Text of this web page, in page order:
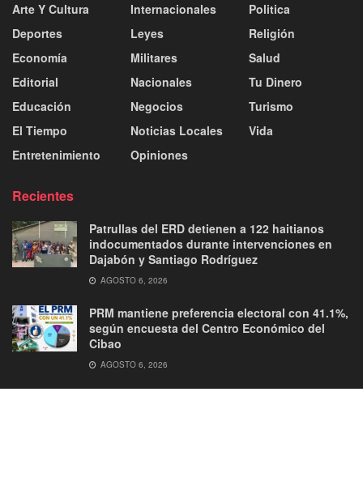
Arte Y Cultura
Deportes
Economía
Editorial
Educación
El Tiempo
Entretenimiento
Internacionales
Leyes
Militares
Nacionales
Negocios
Noticias Locales
Opiniones
Politica
Religión
Salud
Tu Dinero
Turismo
Vida
Recientes
Patrullas del ERD detienen a 122 haitianos
indocumentados durante intervenciones en
Dajabón y Santiago Rodríguez
AGOSTO 6, 2026
PRM mantiene preferencia electoral con 41.1%,
según encuesta del Centro Económico del
Cibao
AGOSTO 6, 2026